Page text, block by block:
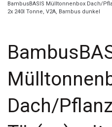
BambusBASIS Mülltonnenbox Dach/
2x 240l Tonne, V2A, Bambus dunkel
Dach/